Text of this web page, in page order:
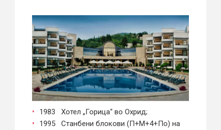
1983 Хотел „Горица“ во Охрид;
1995 Станбени блокови (П+М+4+По) на